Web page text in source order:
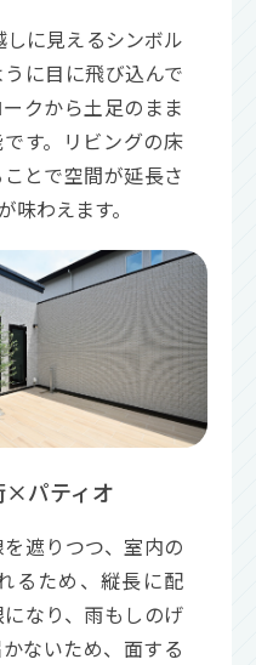
に見えるシンボル
に目に飛び込んで
クから土足のまま
す。リビングの床
とで空間が延長さ
味わえます。
×パティオ
遮りつつ、室内の
るため、縦長に配
なり、雨もしのげ
ないため、面する